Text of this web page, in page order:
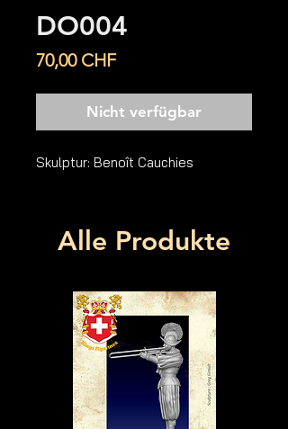
DO004
70,00 CHFPreis
Nicht verfügbar
Skulptur: Benoît Cauchies
Alle Produkte